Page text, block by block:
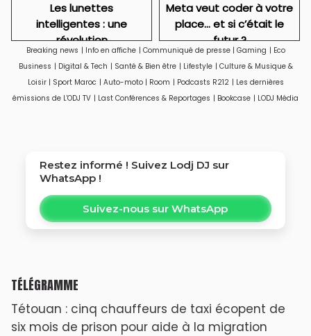
Les lunettes
intelligentes : une
révolution
technologique qui
soulève aussi des
questions sur la vie
privée
Meta veut coder à votre
place… et si c’était le
futur ?
Breaking news | Info en affiche | Communiqué de presse | Gaming | Eco
Business | Digital & Tech | Santé & Bien être | Lifestyle | Culture & Musique &
Loisir | Sport Maroc | Auto-moto | Room | Podcasts R212 | Les dernières
émissions de L'ODJ TV | Last Conférences & Reportages | Bookcase | LODJ Média
Restez informé ! Suivez Lodj DJ sur
WhatsApp !
Suivez-nous sur WhatsApp
TÉLÉGRAMME
Tétouan : cinq chauffeurs de taxi écopent de
six mois de prison pour aide à la migration